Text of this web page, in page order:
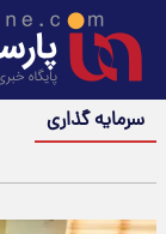
سرمایه گذاری